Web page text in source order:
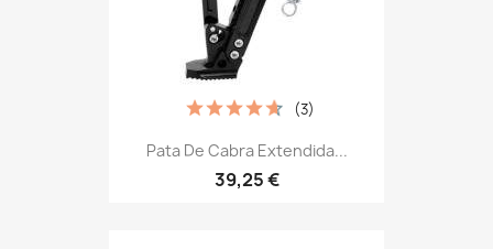
Pata De Cabra Extendida...
39,25 €
(3)